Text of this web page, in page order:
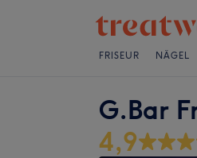
FRISEUR NÄGEL
G.Bar
4,9